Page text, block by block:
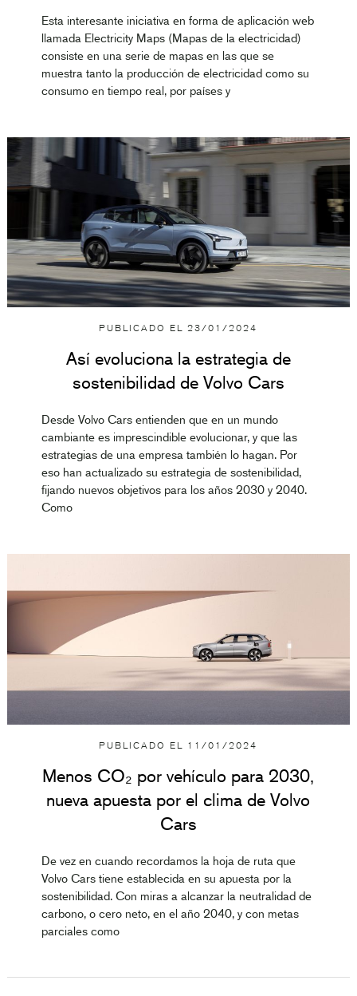
Esta interesante iniciativa en forma de aplicación web
llamada Electricity Maps (Mapas de la electricidad)
consiste en una serie de mapas en las que se
muestra tanto la producción de electricidad como su
consumo en tiempo real, por países y
PUBLICADO EL23/01/2024
Así evoluciona la estrategia de
sostenibilidad de Volvo Cars
Desde Volvo Cars entienden que en un mundo
cambiante es imprescindible evolucionar, y que las
estrategias de una empresa también lo hagan. Por
eso han actualizado su estrategia de sostenibilidad,
fijando nuevos objetivos para los años 2030 y 2040.
Como
PUBLICADO EL 11/01/2024
Menos CO₂ por vehículo para 2030,
nueva apuesta por el clima de Volvo
Cars
De vez en cuando recordamos la hoja de ruta que
Volvo Cars tiene establecida en su apuesta por la
sostenibilidad. Con miras a alcanzar la neutralidad de
carbono, o cero neto, en el año 2040, y con metas
parciales como